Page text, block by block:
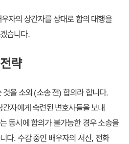
자의 상간자를 상대로 합의 대행을
습니다.
략
을 소외 (소송 전) 합의라 합니다.
자에게 숙련된 변호사들을 보내
동시에 합의가 불가능한 경우 소송을
다. 수감 중인 배우자의 서신, 전화